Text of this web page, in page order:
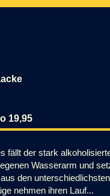
19,95
fällt der stark
Wasserarm und
den
nehmen ihren Lauf...